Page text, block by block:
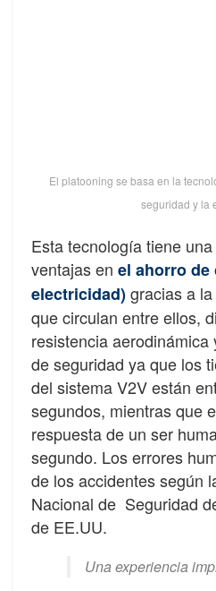
El platooning se basa en la
seguridad y la
Esta tecnología tiene
ventajas en el ahorro
electricidad)gracias a
que circulan entre ellos,
resistencia
de seguridad ya que los
del sistema V2V están
segundos, mientras que
respuesta de un ser
segundo. Los errores
de los accidentes según
Nacional de Seguridad
de EE.UU.
Una experiencia